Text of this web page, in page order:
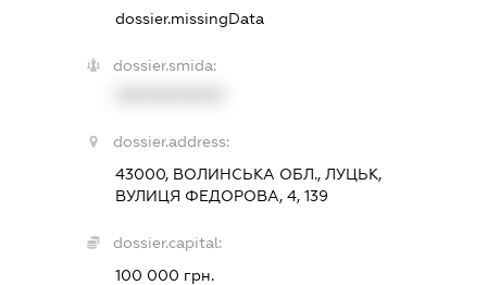
dossier.missingData
dossier.smida:
dossier.address:
43000, ВОЛИНСЬКА ОБЛ., ЛУЦЬК,
ВУЛИЦЯ ФЕДОРОВА, 4, 139
dossier.capital:
100 000 грн.